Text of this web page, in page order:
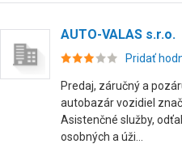
AUTO-VALAS s.r.o.
Pridať
Predaj, záručný a
autobazár vozidiel
Asistenčné služby,
osobných a úži...